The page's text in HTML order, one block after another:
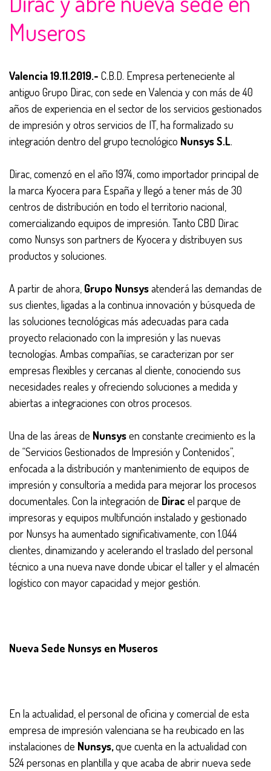
Museros
Valencia 19.11.2019.- C.B.D. Empresa perteneciente al
antiguo Grupo Dirac, con sede en Valencia y con más de 40
años de experiencia en el sector de los servicios gestionados
de impresión y otros servicios de IT, ha formalizado su
integración dentro del grupo tecnológico Nunsys S.L.
Dirac, comenzó en el año 1974, como importador principal de
la marca Kyocera para España y llegó a tener más de 30
centros de distribución en todo el territorio nacional,
comercializando equipos de impresión. Tanto CBD Dirac
como Nunsys son partners de Kyocera y distribuyen sus
productos y soluciones.
A partir de ahora, Grupo Nunsysatenderá las demandas de
sus clientes, ligadas a la continua innovación y búsqueda de
las soluciones tecnológicas más adecuadas para cada
proyecto relacionado con la impresión y las nuevas
tecnologías. Ambas compañías, se caracterizan por ser
empresas flexibles y cercanas al cliente, conociendo sus
necesidades reales y ofreciendo soluciones a medida y
abiertas a integraciones con otros procesos.
Una de las áreas de Nunsysen constante crecimiento es la
de “Servicios Gestionados de Impresión y Contenidos”,
enfocada a la distribución y mantenimiento de equipos de
impresión y consultoría a medida para mejorar los procesos
documentales. Con la integración de Dirac el parque de
impresoras y equipos multifunción instalado y gestionado
por Nunsys ha aumentado significativamente, con 1.044
clientes, dinamizando y acelerando el traslado del personal
técnico a una nueva nave donde ubicar el taller y el almacén
logístico con mayor capacidad y mejor gestión.
Nueva Sede Nunsys en Museros
En la actualidad, el personal de oficina y comercial de esta
empresa de impresión valenciana se ha reubicado en las
instalaciones de Nunsys,que cuenta en la actualidad con
524 personas en plantilla y que acaba de abrir nueva sede